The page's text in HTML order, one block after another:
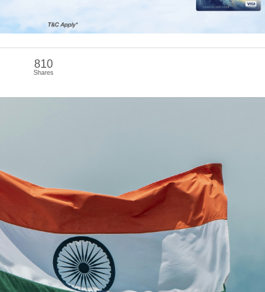
810
Shares